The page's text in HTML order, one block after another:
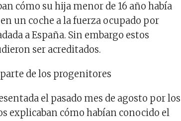
cómo su hija menor de 16 año había
un coche a la fuerza ocupado por
a España. Sin embargo estos
ser acreditados.
de los progenitores
el pasado mes de agosto por los
explicaban cómo habían conocido el